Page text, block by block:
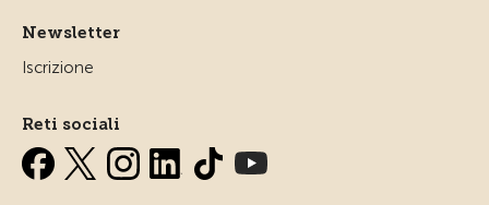
Newsletter
Iscrizione
Reti sociali